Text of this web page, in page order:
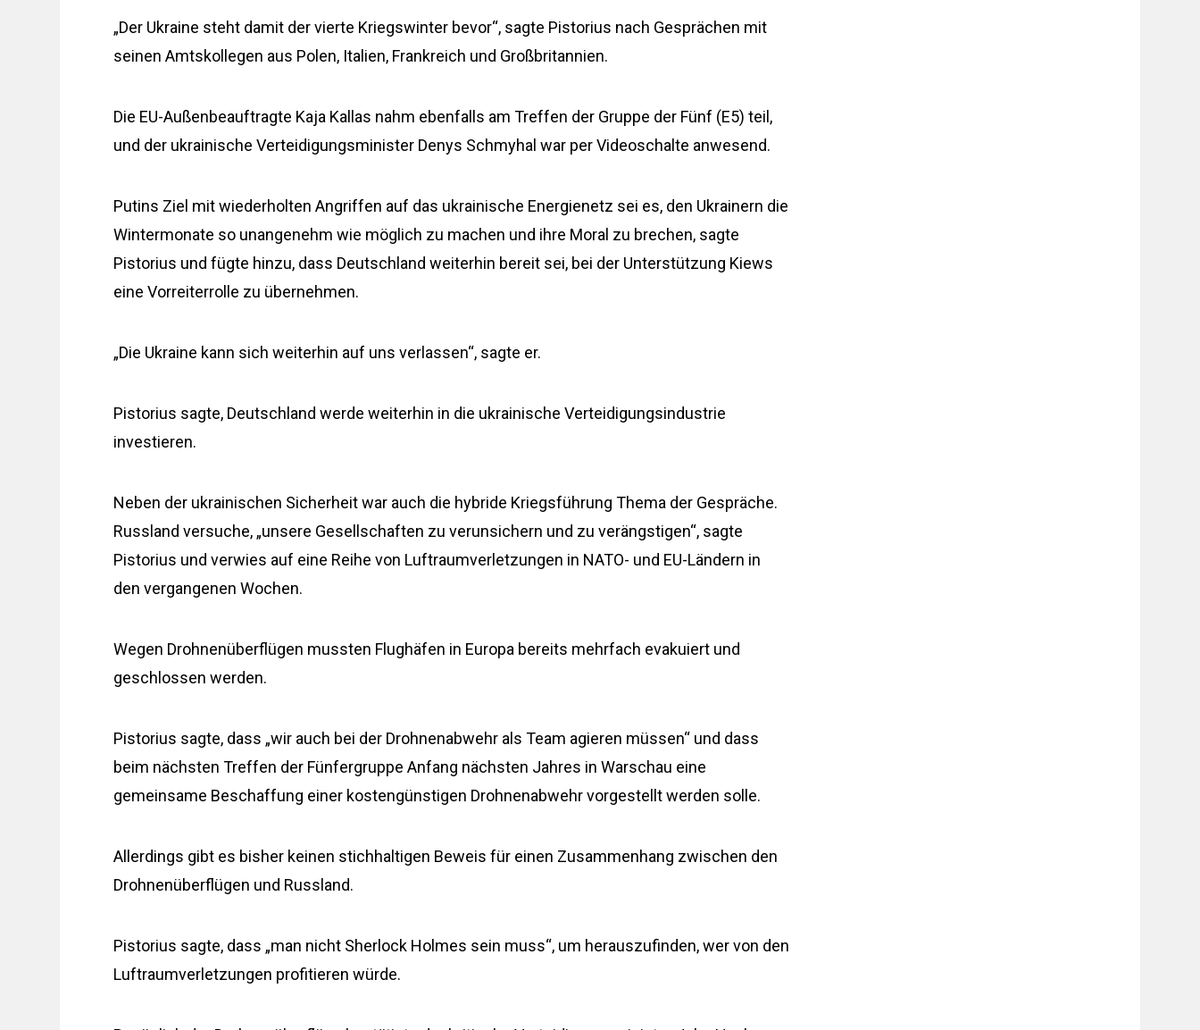
„Der Ukraine steht damit der vierte Kriegswinter bevor“, sagte Pistorius nach Gesprächen mit
seinen Amtskollegen aus Polen, Italien, Frankreich und Großbritannien.
Die EU-Außenbeauftragte Kaja Kallas nahm ebenfalls am Treffen der Gruppe der Fünf (E5) teil,
und der ukrainische Verteidigungsminister Denys Schmyhal war per Videoschalte anwesend.
Putins Ziel mit wiederholten Angriffen auf das ukrainische Energienetz sei es, den Ukrainern die
Wintermonate so unangenehm wie möglich zu machen und ihre Moral zu brechen, sagte
Pistorius und fügte hinzu, dass Deutschland weiterhin bereit sei, bei der Unterstützung Kiews
eine Vorreiterrolle zu übernehmen.
„Die Ukraine kann sich weiterhin auf uns verlassen“, sagte er.
Pistorius sagte, Deutschland werde weiterhin in die ukrainische Verteidigungsindustrie
investieren.
Neben der ukrainischen Sicherheit war auch die hybride Kriegsführung Thema der Gespräche.
Russland versuche, „unsere Gesellschaften zu verunsichern und zu verängstigen“, sagte
Pistorius und verwies auf eine Reihe von Luftraumverletzungen in NATO- und EU-Ländern in
den vergangenen Wochen.
Wegen Drohnenüberflügen mussten Flughäfen in Europa bereits mehrfach evakuiert und
geschlossen werden.
Pistorius sagte, dass „wir auch bei der Drohnenabwehr als Team agieren müssen“ und dass
beim nächsten Treffen der Fünfergruppe Anfang nächsten Jahres in Warschau eine
gemeinsame Beschaffung einer kostengünstigen Drohnenabwehr vorgestellt werden solle.
Allerdings gibt es bisher keinen stichhaltigen Beweis für einen Zusammenhang zwischen den
Drohnenüberflügen und Russland.
Pistorius sagte, dass „man nicht Sherlock Holmes sein muss“, um herauszufinden, wer von den
Luftraumverletzungen profitieren würde.